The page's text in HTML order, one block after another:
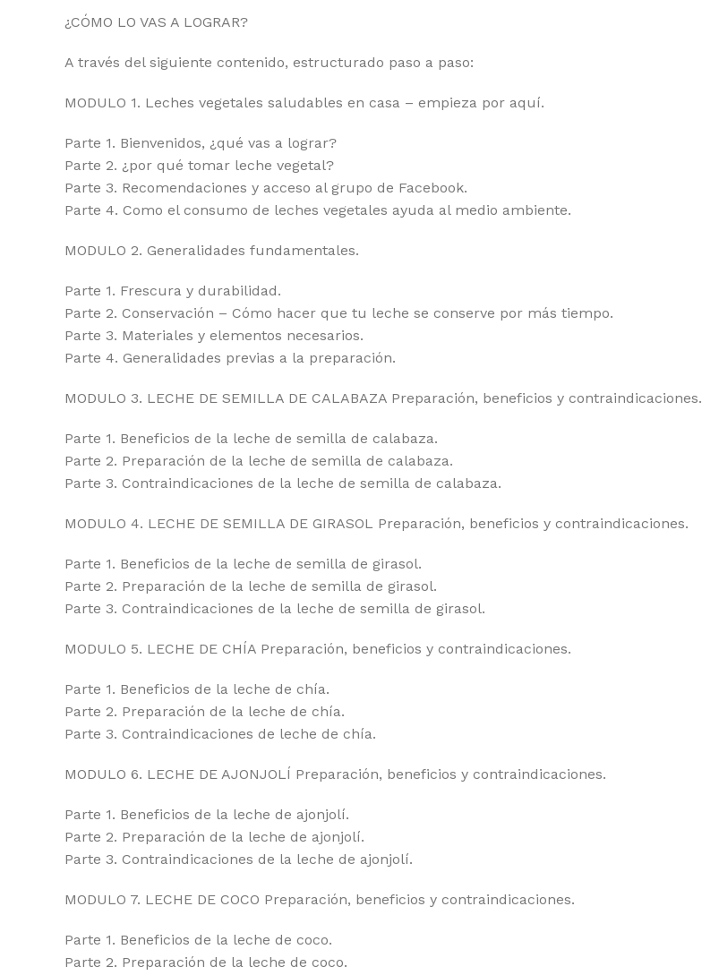
¿CÓMO LO VAS A LOGRAR?
A través del siguiente contenido, estructurado paso a paso:
MODULO 1. Leches vegetales saludables en casa – empieza por aquí.
Parte 1. Bienvenidos, ¿qué vas a lograr?
Parte 2. ¿por qué tomar leche vegetal?
Parte 3. Recomendaciones y acceso al grupo de Facebook.
Parte 4. Como el consumo de leches vegetales ayuda al medio ambiente.
MODULO 2. Generalidades fundamentales.
Parte 1. Frescura y durabilidad.
Parte 2. Conservación – Cómo hacer que tu leche se conserve por más tiempo.
Parte 3. Materiales y elementos necesarios.
Parte 4. Generalidades previas a la preparación.
MODULO 3. LECHE DE SEMILLA DE CALABAZA Preparación, beneficios y contraindicaciones.
Parte 1. Beneficios de la leche de semilla de calabaza.
Parte 2. Preparación de la leche de semilla de calabaza.
Parte 3. Contraindicaciones de la leche de semilla de calabaza.
MODULO 4. LECHE DE SEMILLA DE GIRASOL Preparación, beneficios y contraindicaciones.
Parte 1. Beneficios de la leche de semilla de girasol.
Parte 2. Preparación de la leche de semilla de girasol.
Parte 3. Contraindicaciones de la leche de semilla de girasol.
MODULO 5. LECHE DE CHÍA Preparación, beneficios y contraindicaciones.
Parte 1. Beneficios de la leche de chía.
Parte 2. Preparación de la leche de chía.
Parte 3. Contraindicaciones de leche de chía.
MODULO 6. LECHE DE AJONJOLÍ Preparación, beneficios y contraindicaciones.
Parte 1. Beneficios de la leche de ajonjolí.
Parte 2. Preparación de la leche de ajonjolí.
Parte 3. Contraindicaciones de la leche de ajonjolí.
MODULO 7. LECHE DE COCO Preparación, beneficios y contraindicaciones.
Parte 1. Beneficios de la leche de coco.
Parte 2. Preparación de la leche de coco.